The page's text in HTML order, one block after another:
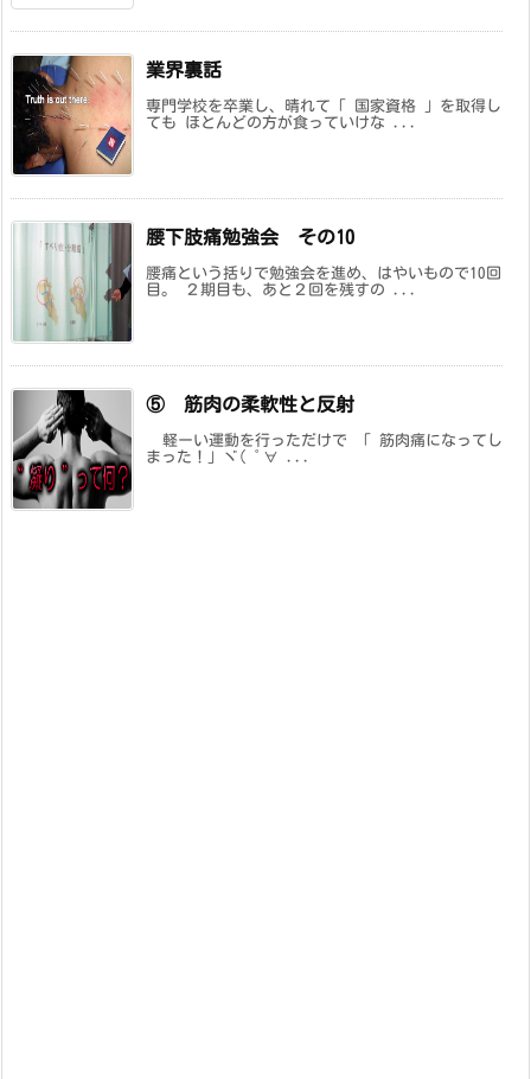
業界裏話
専門学校を卒業し、晴れて「 国家資格 」を取得し
ても ほとんどの方が食っていけな ...
腰下肢痛勉強会 その10
腰痛という括りで勉強会を進め、はやいもので10回
目。 ２期目も、あと２回を残すの ...
⑤ 筋肉の柔軟性と反射
軽ーい運動を行っただけで 「 筋肉痛になってし
まった！」ヾ( ﾟ∀ ...